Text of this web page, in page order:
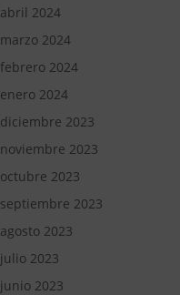
abril 2024
marzo 2024
febrero 2024
enero 2024
diciembre 2023
noviembre 2023
octubre 2023
septiembre 2023
agosto 2023
julio 2023
junio 2023